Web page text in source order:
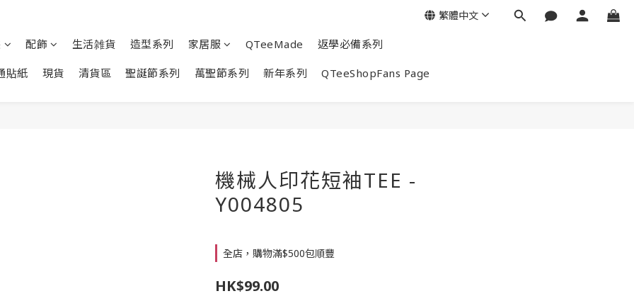
配飾 生活雑貨 造型系列 家居服 QTeeMade 返學必備系列
貼紙 現貨 清貨區 聖誕節系列 萬聖節系列 新年系列 QTeeShopFans Page
繁體中文
機械人印花短袖TEE -
Y004805
全店，購物滿$500包順豐
HK$99.00